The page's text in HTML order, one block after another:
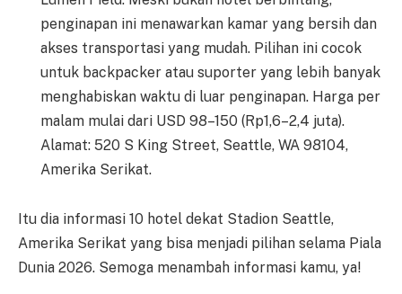
penginapan ini menawarkan kamar yang bersih dan
akses transportasi yang mudah. Pilihan ini cocok
untuk backpacker atau suporter yang lebih banyak
menghabiskan waktu di luar penginapan. Harga per
malam mulai dari USD 98–150 (Rp1,6–2,4 juta).
Alamat: 520 S King Street, Seattle, WA 98104,
Amerika Serikat.
Itu dia informasi 10 hotel dekat Stadion Seattle,
Amerika Serikat yang bisa menjadi pilihan selama Piala
Dunia 2026. Semoga menambah informasi kamu, ya!